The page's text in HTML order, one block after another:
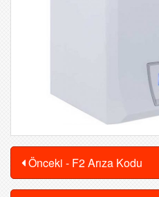
Önceki - F2 Arıza Kodu